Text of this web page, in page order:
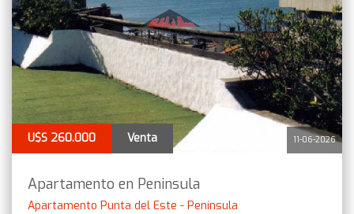
11-06-2026
U$S 260.000 Venta
Apartamento en Peninsula
Apartamento Punta del Este - Península